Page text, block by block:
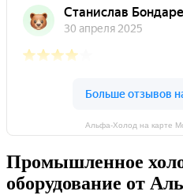
Альфа-Холод на карте
Промышленное
оборудование от